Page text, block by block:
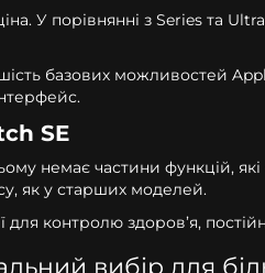
У порівнянні з Series та
базових можливостей
SE
немає частини функцій,
як у старших моделей.
контролю здоров’я,
вибір для